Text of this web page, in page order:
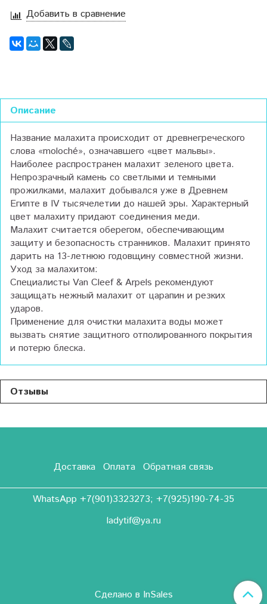
Добавить в сравнение
Описание
Название малахита происходит от древнегреческого
слова «moloché», означавшего «цвет мальвы».
Наиболее распространен малахит зеленого цвета.
Непрозрачный камень со светлыми и темными
прожилками, малахит добывался уже в Древнем
Египте в IV тысячелетии до нашей эры. Характерный
цвет малахиту придают соединения меди.
Малахит считается оберегом, обеспечивающим
защиту и безопасность странников. Малахит принято
дарить на 13-летнюю годовщину совместной жизни.
Уход за малахитом:
Специалисты Van Cleef & Arpels рекомендуют
защищать нежный малахит от царапин и резких
ударов.
Применение для очистки малахита воды может
вызвать снятие защитного отполированного покрытия
и потерю блеска.
Отзывы
Доставка Оплата Обратная связь
WhatsApp +7(901)3323273; +7(925)190-74-35
ladytif@ya.ru
Сделано в InSales